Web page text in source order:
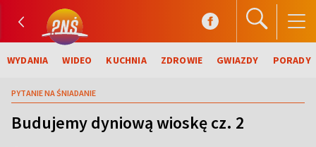
WYDANIA WIDEO KUCHNIA ZDROWIE GWIAZDY PORADY
PYTANIE NA ŚNIADANIE
Budujemy dyniową wioskę cz. 2